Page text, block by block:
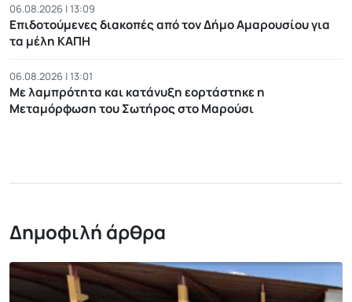
06.08.2026 | 13:09
Επιδοτούμενες διακοπές από τον Δήμο Αμαρουσίου για
τα μέλη ΚΑΠΗ
06.08.2026 | 13:01
Με λαμπρότητα και κατάνυξη εορτάστηκε η
Μεταμόρφωση του Σωτήρος στο Μαρούσι
Δημοφιλή άρθρα